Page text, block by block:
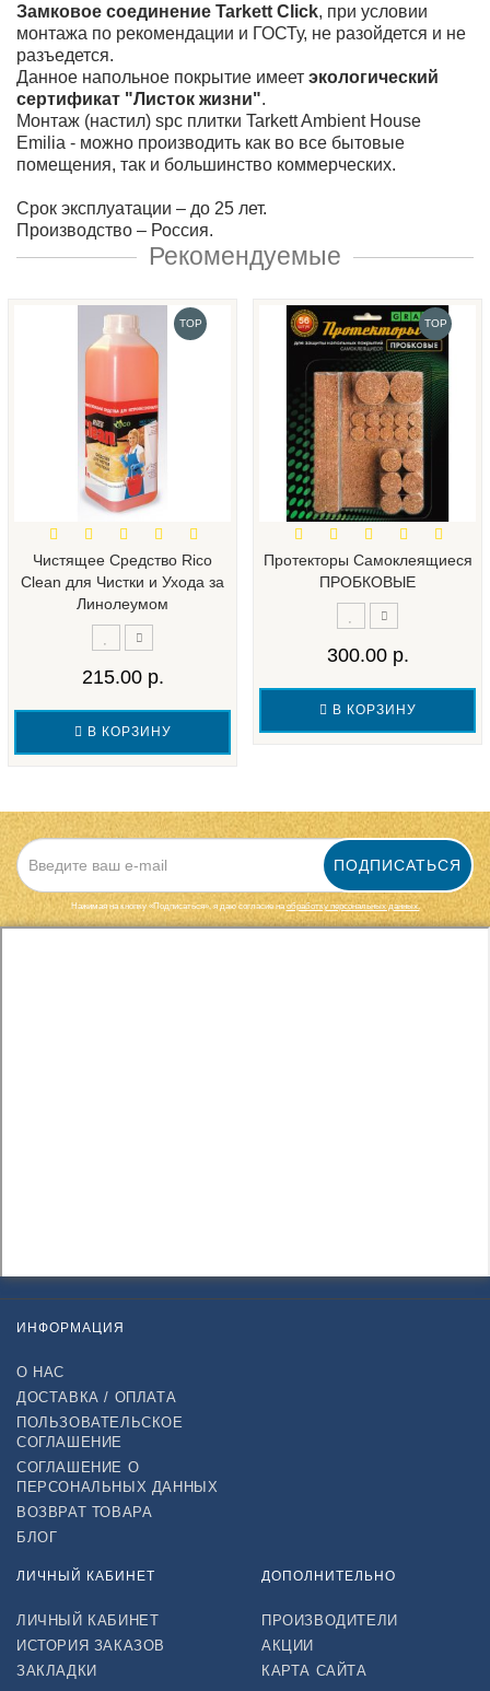
Замковое соединение Tarkett Click, при условии
монтажа по рекомендации и ГОСТу, не разойдется и не
разъедется.
Данное напольное покрытие имеет экологический
сертификат "Листок жизни".
Монтаж (настил) spc плитки Tarkett Ambient House
Emilia - можно производить как во все бытовые
помещения, так и большинство коммерческих.
Срок эксплуатации – до 25 лет.
Производство – Россия.
Рекомендуемые
TOP
Чистящее Средство Rico
Clean для Чистки и Ухода за
Линолеумом
215.00 р.
В КОРЗИНУ
TOP
Протекторы Самоклеящиеся
ПРОБКОВЫЕ
300.00 р.
В КОРЗИНУ
ПОДПИСАТЬСЯ
Нажимая на кнопку «Подписаться», я даю cогласие наобработку персональных данных.
ИНФОРМАЦИЯ
О НАС
ДОСТАВКА / ОПЛАТА
ПОЛЬЗОВАТЕЛЬСКОЕ
СОГЛАШЕНИЕ
СОГЛАШЕНИЕ О
ПЕРСОНАЛЬНЫХ ДАННЫХ
ВОЗВРАТ ТОВАРА
БЛОГ
ЛИЧНЫЙ КАБИНЕТ
ЛИЧНЫЙ КАБИНЕТ
ИСТОРИЯ ЗАКАЗОВ
ЗАКЛАДКИ
ДОПОЛНИТЕЛЬНО
ПРОИЗВОДИТЕЛИ
АКЦИИ
КАРТА САЙТА